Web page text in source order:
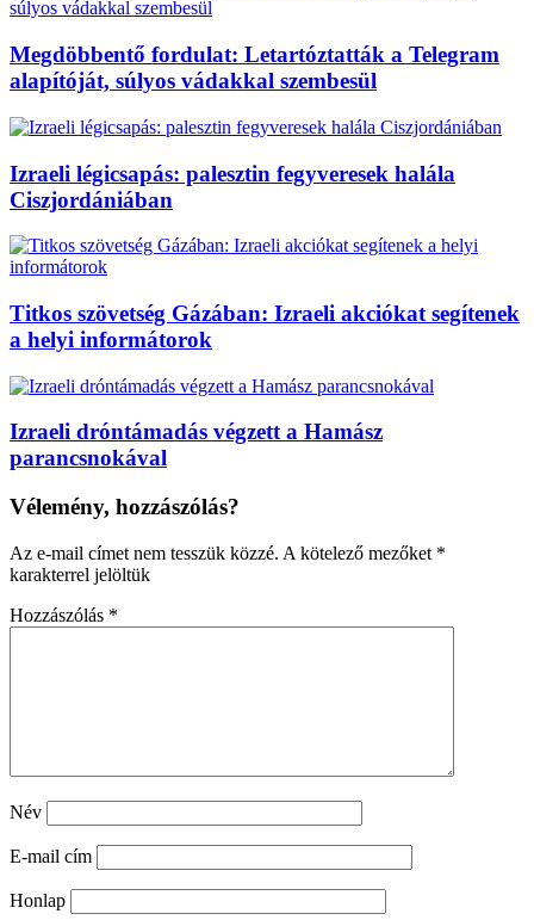
Megdöbbentő fordulat: Letartóztatták a Telegram
alapítóját, súlyos vádakkal szembesül
Izraeli légicsapás: palesztin fegyveresek halála
Ciszjordániában
Titkos szövetség Gázában: Izraeli akciókat segítenek
a helyi informátorok
Izraeli dróntámadás végzett a Hamász
parancsnokával
Vélemény, hozzászólás?
Az e-mail címet nem tesszük közzé. A kötelező mezőket *
karakterrel jelöltük
Hozzászólás *
Név
E-mail cím
Honlap